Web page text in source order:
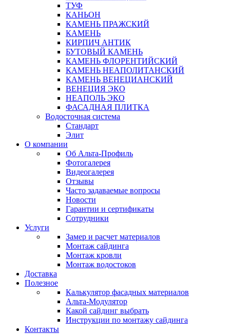
ТУФ
КАНЬОН
КАМЕНЬ ПРАЖСКИЙ
КАМЕНЬ
КИРПИЧ АНТИК
БУТОВЫЙ КАМЕНЬ
КАМЕНЬ ФЛОРЕНТИЙСКИЙ
КАМЕНЬ НЕАПОЛИТАНСКИЙ
КАМЕНЬ ВЕНЕЦИАНСКИЙ
ВЕНЕЦИЯ ЭКО
НЕАПОЛЬ ЭКО
ФАСАДНАЯ ПЛИТКА
Водосточная система
Стандарт
Элит
О компании
Об Альта-Профиль
Фотогалерея
Видеогалерея
Отзывы
Часто задаваемые вопросы
Новости
Гарантии и сертификаты
Сотрудники
Услуги
Замер и расчет материалов
Монтаж сайдинга
Монтаж кровли
Монтаж водостоков
Доставка
Полезное
Калькулятор фасадных материалов
Альта-Модулятор
Какой сайдинг выбрать
Инструкции по монтажу сайдинга
Контакты